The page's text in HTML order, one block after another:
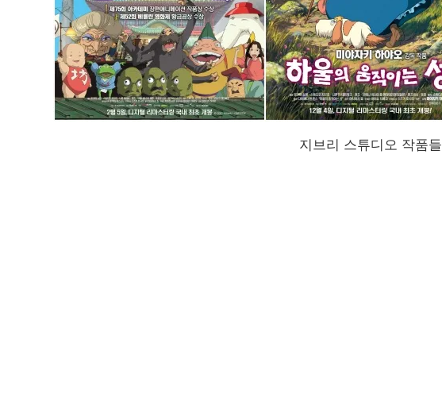
지브리 스튜디오 작품들